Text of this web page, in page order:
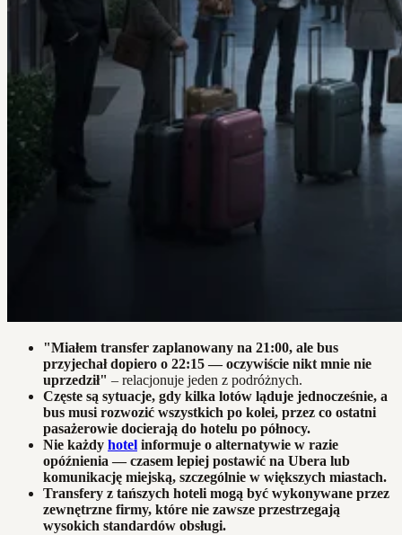
"Miałem transfer zaplanowany na 21:00, ale bus
przyjechał dopiero o 22:15 — oczywiście nikt mnie nie
uprzedził" – relacjonuje jeden z podróżnych.
Częste są sytuacje, gdy kilka lotów ląduje jednocześnie, a
bus musi rozwozić wszystkich po kolei, przez co ostatni
pasażerowie docierają do hotelu po północy.
Nie każdy hotel informuje o alternatywie w razie
opóźnienia — czasem lepiej postawić na Ubera lub
komunikację miejską, szczególnie w większych miastach.
Transfery z tańszych hoteli mogą być wykonywane przez
zewnętrzne firmy, które nie zawsze przestrzegają
wysokich standardów obsługi.